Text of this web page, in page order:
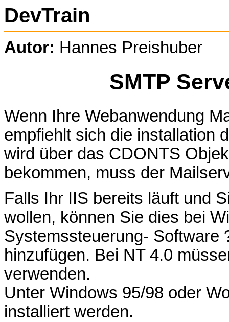
DevTrain
Autor: Hannes Preishuber
SMTP
Wenn Ihre Webanwendung
empfiehlt sich die installation
wird über das CDONTS
bekommen, muss der
Falls Ihr IIS bereits läuft und
wollen, können Sie dies bei
Systemssteuerung- Software
hinzufügen. Bei NT 4.0
verwenden.
Unter Windows 95/98 oder
installiert werden.